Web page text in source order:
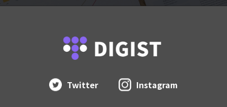
Twitter Instagram